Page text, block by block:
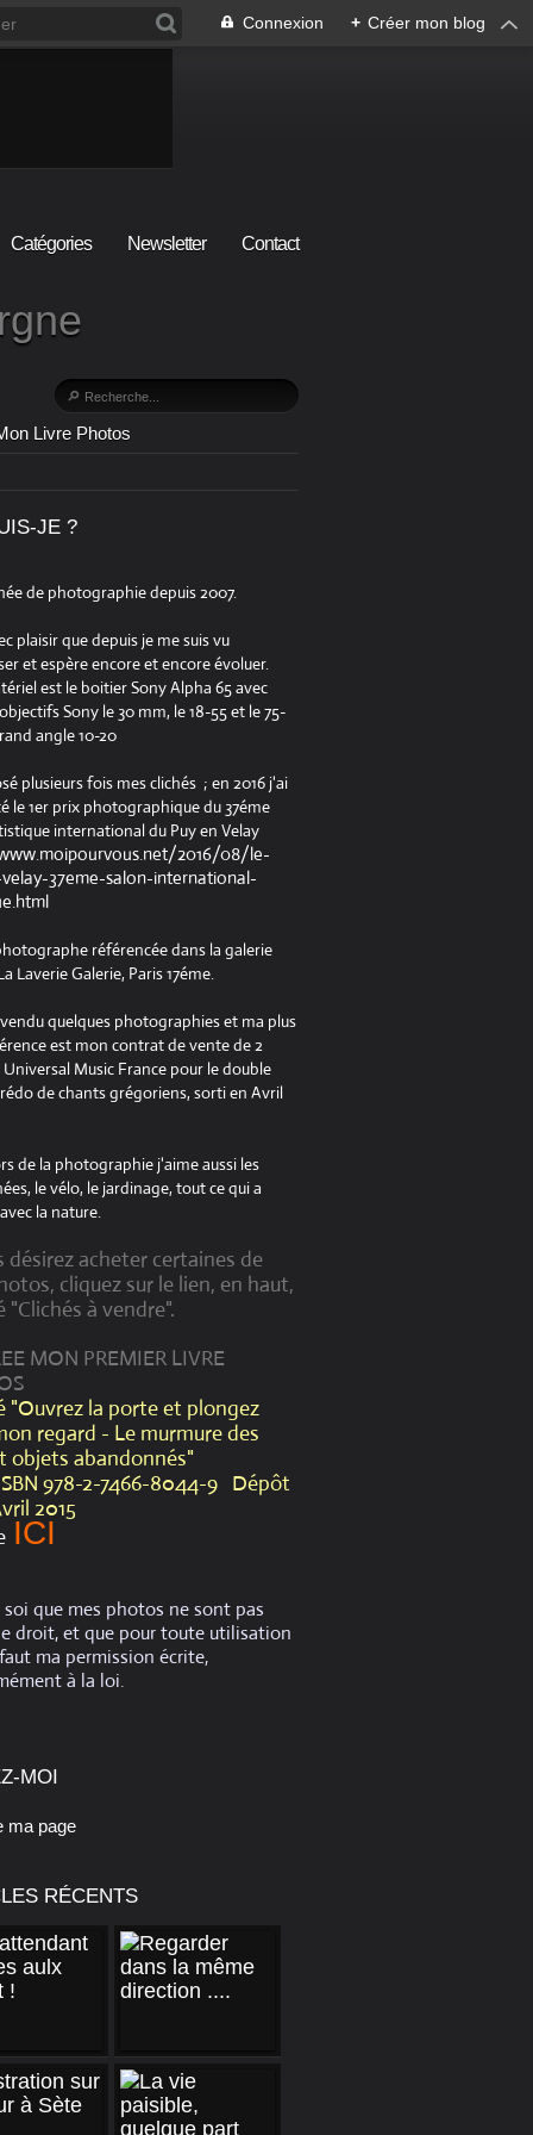
Connexion + Créer mon blog
Catégories Newsletter Contact
Livre Photos
JE ?
de photographie depuis 2007.
plaisir que depuis je me suis vu
et espère encore et encore évoluer.
est le boitier Sony Alpha 65 avec
Sony le 30 mm, le 18-55 et le 75-
angle 10-20
plusieurs fois mes clichés ; en 2016 j'ai
le 1er prix photographique du 37éme
international du Puy en Velay
2016/08/le-
37eme-salon-international-
référencée dans la galerie
Laverie Galerie, Paris 17éme.
quelques photographies et ma plus
est mon contrat de vente de 2
Universal Music France pour le double
de chants grégoriens, sorti en Avril
de la photographie j'aime aussi les
le vélo, le jardinage, tout ce qui a
la nature.
désirez acheter certaines de
cliquez sur le lien, en haut,
à vendre".
MON PREMIER LIVRE
"Ouvrez la porte et plongez
regard - Le murmure des
objets abandonnés"
978-2-7466-8044-9 Dépôt
2015
ICI
soi que mes photos ne sont pas
droit, et que pour toute utilisation
ma permission écrite,
à la loi.
MOI
ma page
RÉCENTS